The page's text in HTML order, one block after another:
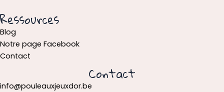
Ressources
Blog
Notre page Facebook
Contact
Contact
info@pouleauxjeuxdor.be